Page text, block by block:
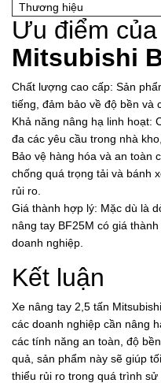
Thương hiệu
Ưu điểm của
Mitsubishi
Chất lượng cao cấp: Sản
tiếng, đảm bảo về độ bền và
Khả năng nâng hạ linh hoạt:
đa các yêu cầu trong nhà
Bảo vệ hàng hóa và an toàn
chống quá trọng tải và bánh
rủi ro.
Giá thành hợp lý: Mặc dù là
nâng tay BF25M có giá
doanh nghiệp.
Kết luận
Xe nâng tay 2,5 tấn
các doanh nghiệp cần nâng
các tính năng an toàn, độ
quả, sản phẩm này sẽ giúp
thiểu rủi ro trong quá trình sử